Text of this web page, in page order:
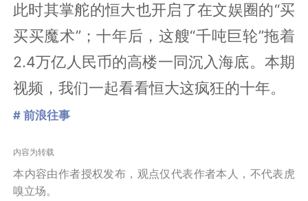
此时其掌舵的恒大也开启了在文娱圈的“买
买买魔术”；十年后，这艘“千吨巨轮”拖着
2.4万亿人民币的高楼一同沉入海底。本期
视频，我们一起看看恒大这疯狂的十年。
# 前浪往事
内容为转载
本内容由作者授权发布，观点仅代表作者本人，不代表虎
嗅立场。